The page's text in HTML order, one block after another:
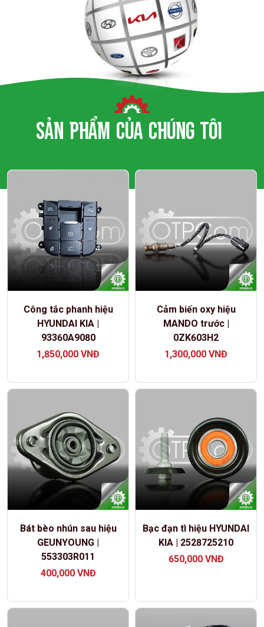
SẢN PHẨM CỦA CHÚNGTÔI
Công tắc phanh hiệu
HYUNDAI KIA |
93360A9080
1,850,000 VNĐ
Cảm biến oxy hiệu
MANDO trước |
0ZK603H2
1,300,000 VNĐ
Bát bèo nhún sau hiệu
GEUNYOUNG |
553303R011
400,000 VNĐ
Bạc đạn tì hiệu HYUNDAI
KIA | 2528725210
650,000 VNĐ